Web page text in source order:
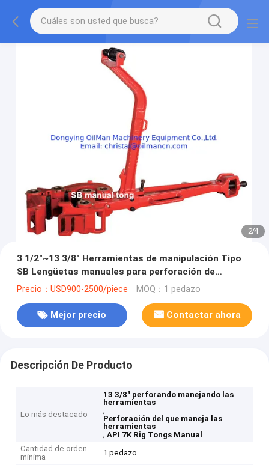
2/4
3 1/2"~13 3/8" Herramientas de manipulación Tipo
SB Lengüetas manuales para perforación de
petróleo
Precio：USD900-2500/piece MOQ：1 pedazo
Mejor precio Contactar ahora
Descripción De Producto
Lo más destacado
13 3/8" perforando manejando las
herramientas
,
Perforación del que maneja las
herramientas
,API 7K Rig Tongs Manual
Cantidad de orden
mínima
1 pedazo